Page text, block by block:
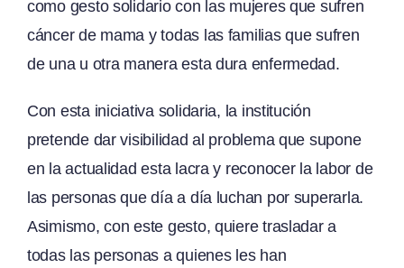
como gesto solidario con las mujeres que sufren
cáncer de mama y todas las familias que sufren
de una u otra manera esta dura enfermedad.
Con esta iniciativa solidaria, la institución
pretende dar visibilidad al problema que supone
en la actualidad esta lacra y reconocer la labor de
las personas que día a día luchan por superarla.
Asimismo, con este gesto, quiere trasladar a
todas las personas a quienes les han